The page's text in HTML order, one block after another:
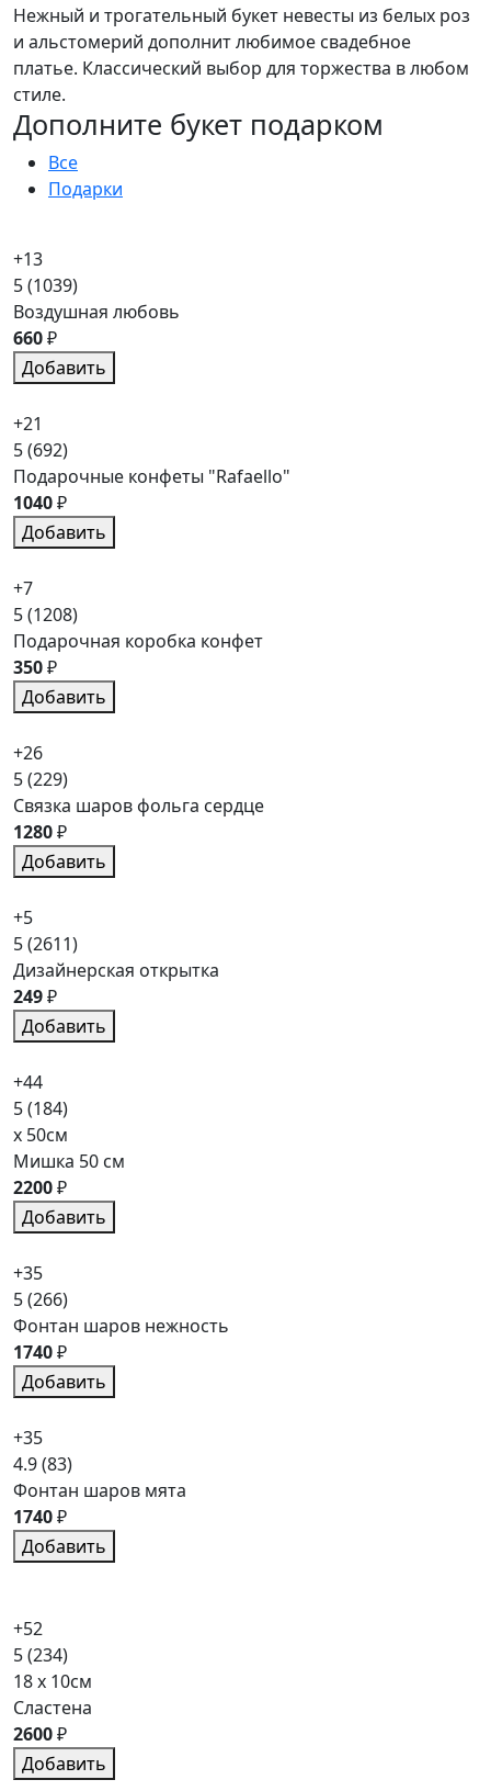
Нежный и трогательный букет невесты из белых роз
и альстомерий дополнит любимое свадебное
платье. Классический выбор для торжества в любом
стиле.
Дополните букет подарком
Все
Подарки
+13
5(1039)
Воздушная любовь
660₽
Добавить
+21
5(692)
Подарочные конфеты "Rafaello"
1040₽
Добавить
+7
5(1208)
Подарочная коробка конфет
350₽
Добавить
+26
5(229)
Связка шаров фольга сердце
1280₽
Добавить
+5
5(2611)
Дизайнерская открытка
249₽
Добавить
+44
5(184)
x 50см
Мишка 50 см
2200₽
Добавить
+35
5(266)
Фонтан шаров нежность
1740₽
Добавить
+35
4.9(83)
Фонтан шаров мята
1740₽
Добавить
+52
5(234)
18 x 10см
Сластена
2600₽
Добавить